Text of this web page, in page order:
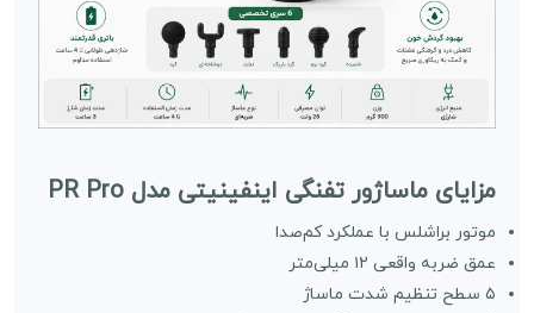
مزایای ماساژور تفنگی اینفینیتی مدل PR Pro
موتور براشلس با عملکرد کم‌صدا
عمق ضربه واقعی ۱۲ میلی‌متر
۵ سطح تنظیم شدت ماساژ